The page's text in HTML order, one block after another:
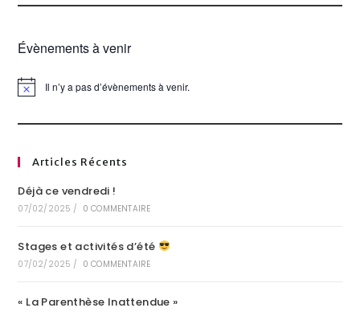
Évènements à venir
N
e
Il n’y a pas d’évènements à venir.
Articles Récents
Déjà ce vendredi !
07/02/2025 / 0 COMMENTAIRE
Stages et activités d’été
07/02/2025 / 0 COMMENTAIRE
« La Parenthèse Inattendue »